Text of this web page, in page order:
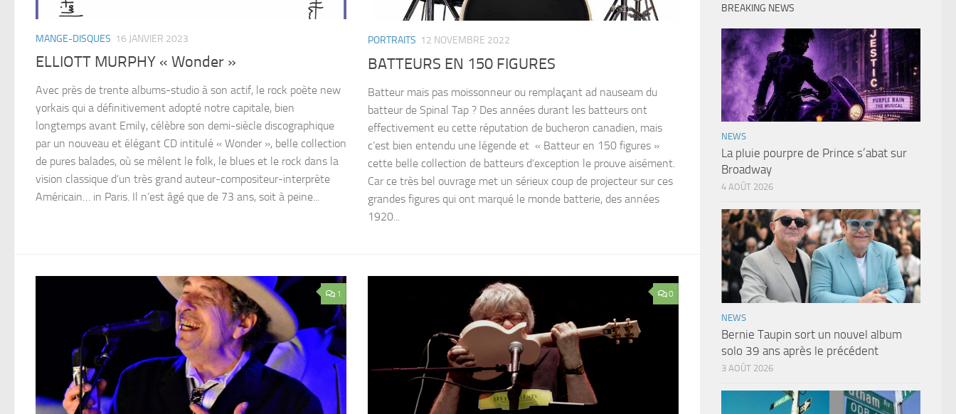
MANGE-DISQUES 16 JANVIER 2023
ELLIOTT MURPHY « Wonder »
Avec près de trente albums-studio à son actif, le rock poète new
yorkais qui a définitivement adopté notre capitale, bien
longtemps avant Emily, célèbre son demi-siècle discographique
par un nouveau et élégant CD intitulé « Wonder », belle collection
de pures balades, où se mêlent le folk, le blues et le rock dans la
vision classique d’un très grand auteur-compositeur-interprète
Américain… in Paris. Il n’est âgé que de 73 ans, soit à peine...
PORTRAITS 12 NOVEMBRE 2022
BATTEURS EN 150 FIGURES
Batteur mais pas moissonneur ou remplaçant ad nauseam du
batteur de Spinal Tap ? Des années durant les batteurs ont
effectivement eu cette réputation de bucheron canadien, mais
c’est bien entendu une légende et « Batteur en 150 figures »
cette belle collection de batteurs d’exception le prouve aisément.
Car ce très bel ouvrage met un sérieux coup de projecteur sur ces
grandes figures qui ont marqué le monde batterie, des années
1920...
1 0
BREAKING NEWS
NEWS
La pluie pourpre de Prince s’abat sur
Broadway
4 AOÛT 2026
NEWS
Bernie Taupin sort un nouvel album
solo 39 ans après le précédent
3 AOÛT 2026